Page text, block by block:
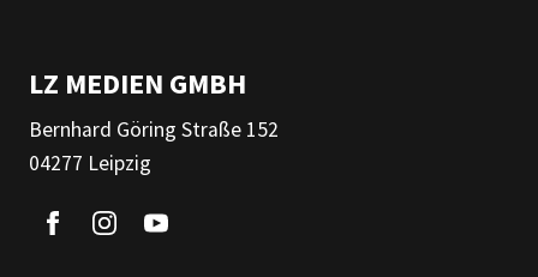
LZ MEDIEN GMBH
Bernhard Göring Straße 152
04277 Leipzig